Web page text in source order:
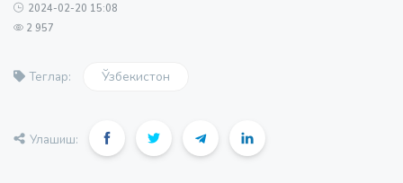
2024-02-20 15:08
2 957
Теглар: Ўзбекистон
Улашиш: